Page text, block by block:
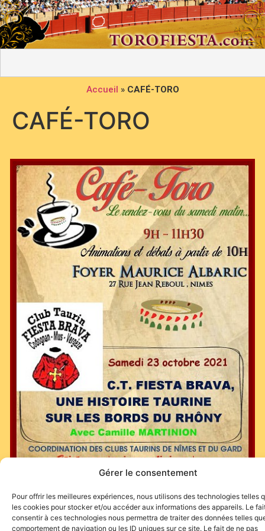
Gérer le consentement
Pour offrir les meilleures expériences, nous utilisons des technologies telles
les cookies pour stocker et/ou accéder aux informations des appareils. Le
consentir à ces technologies nous permettra de traiter des données telles
comportement de navigation ou les ID uniques sur ce site. Le fait de ne pas
Accueil » CAFÉ-TORO
CAFÉ-TORO